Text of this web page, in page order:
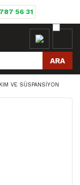
56 31
ARA
VE SÜSPANSİYON